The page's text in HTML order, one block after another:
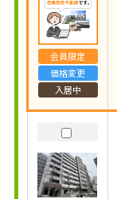
会員限定
価格変更
入居中